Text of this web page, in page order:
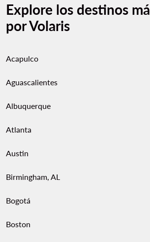
Explore los destinos
por Volaris
Acapulco
Aguascalientes
Albuquerque
Atlanta
Austin
Birmingham, AL
Bogotá
Boston